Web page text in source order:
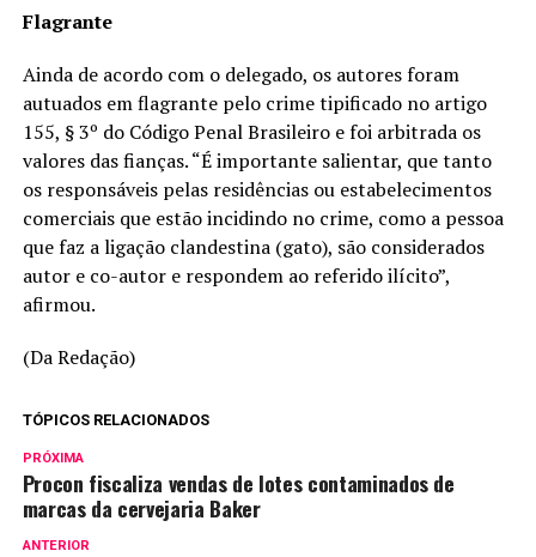
Flagrante
Ainda de acordo com o delegado, os autores foram
autuados em flagrante pelo crime tipificado no artigo
155, § 3º do Código Penal Brasileiro e foi arbitrada os
valores das fianças. “É importante salientar, que tanto
os responsáveis pelas residências ou estabelecimentos
comerciais que estão incidindo no crime, como a pessoa
que faz a ligação clandestina (gato), são considerados
autor e co-autor e respondem ao referido ilícito”,
afirmou.
(Da Redação)
TÓPICOS RELACIONADOS
PRÓXIMA
Procon fiscaliza vendas de lotes contaminados de
marcas da cervejaria Baker
ANTERIOR